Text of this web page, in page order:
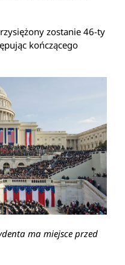
zostanie 46-ty
kończącego
ma miejsce przed